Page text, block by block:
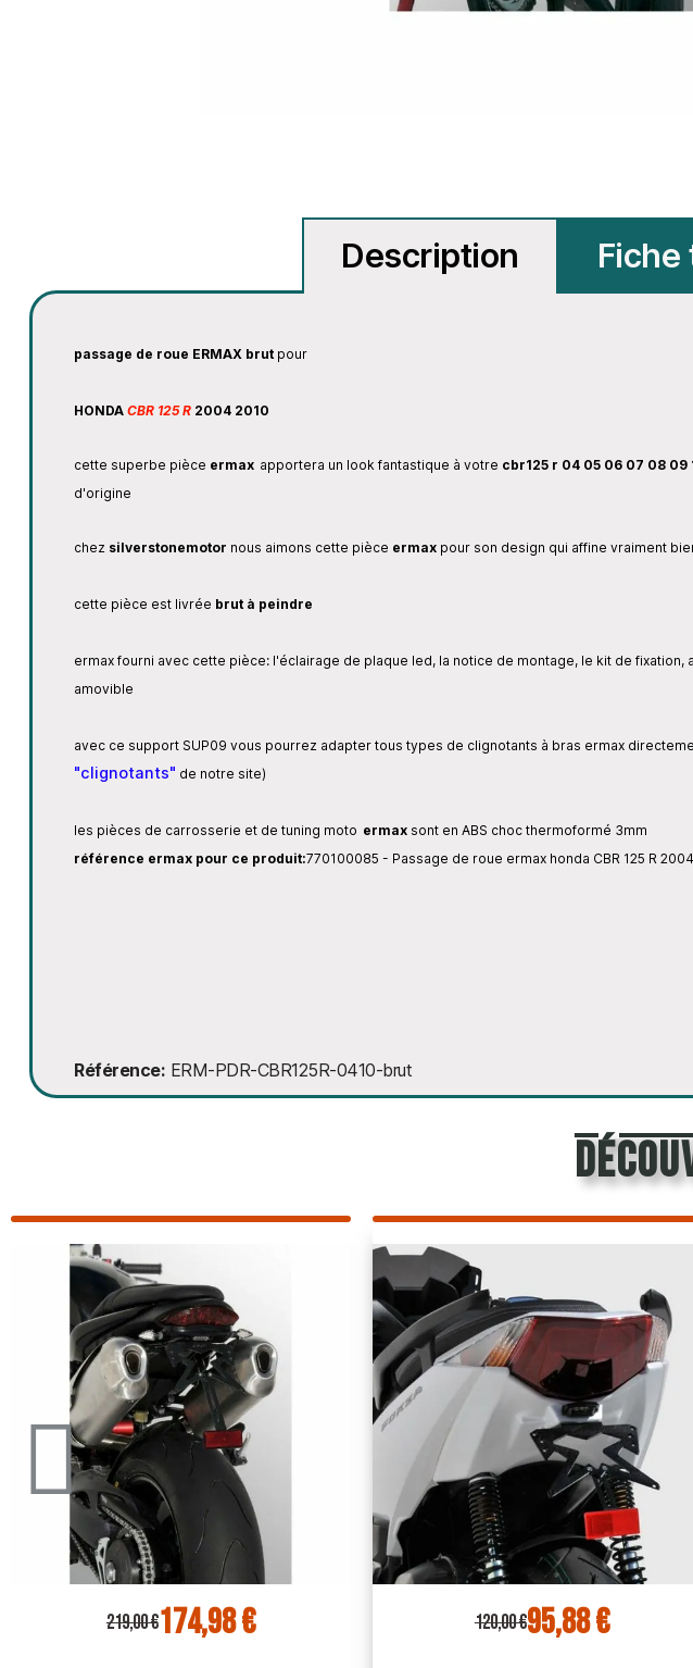
Description
passage de roue ERMAX brut pour
HONDA CBR 125 R 2004 2010
cette superbe pièce ermax apportera un look fantastique à votre cbr125 r 04 05 06 07 08 09
d'origine
chez silverstonemotor nous aimons cette pièce ermax pour son design qui affine vraiment
cette pièce est livrée brut à peindre
ermax fourni avec cette pièce: l'éclairage de plaque led, la notice de montage, le kit de
amovible
avec ce support SUP09 vous pourrez adapter tous types de clignotants à bras ermax
"clignotants" de notre site)
les pièces de carrosserie et de tuning moto ermax sont en ABS choc thermoformé 3mm
référence ermax pour ce produit:770100085 - Passage de roue ermax honda CBR 125 R
Référence ERM-PDR-CBR125R-0410-brut
120,00 €95,88 € 126,00 €100,67 €